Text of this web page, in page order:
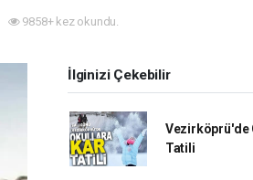
9858+ kez okundu.
İlginizi Çekebilir
Vezirköprü'de
Tatili